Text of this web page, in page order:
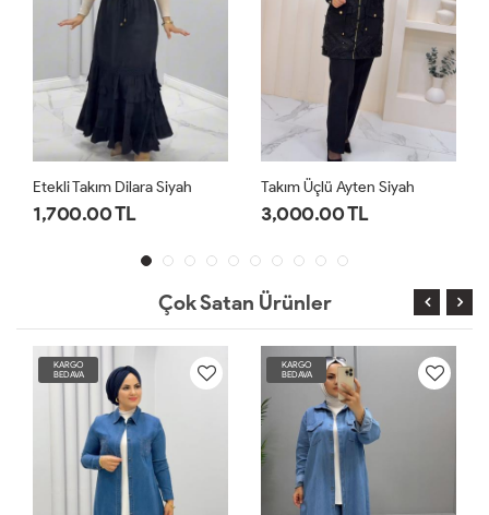
Siyah Takım Üçlü Ayten Siyah
3,000.00 TL
Takım Kot Paris
2,500.00 TL
Çok Satan Ürünler
KARGO
BEDAVA
KARGO
BEDAVA